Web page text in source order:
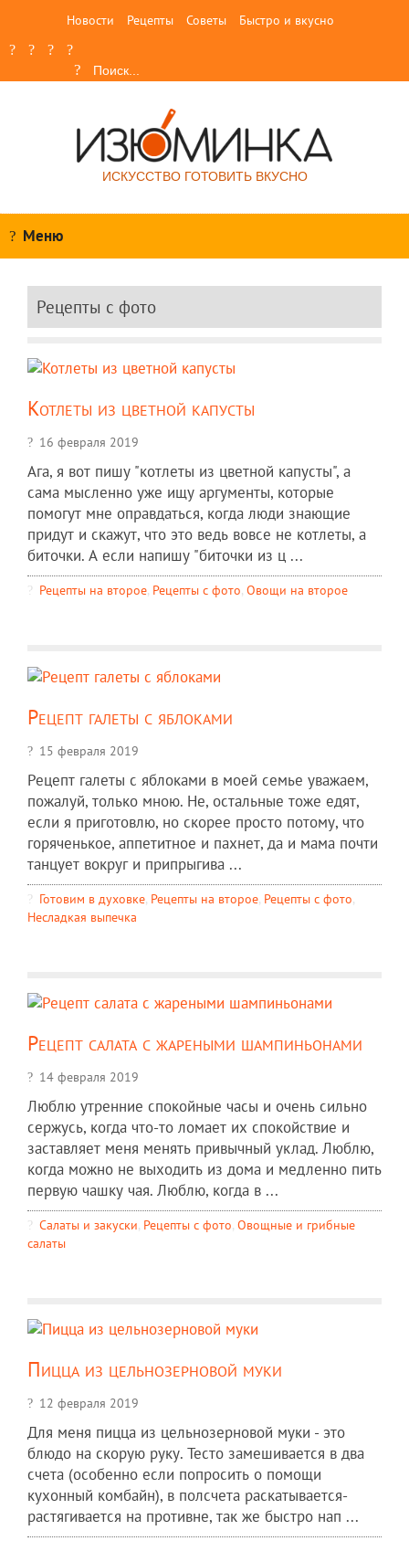
Новости Рецепты Советы Быстро и вкусно
ИСКУССТВО ГОТОВИТЬ ВКУСНО
Меню
Рецепты c фото
Котлеты из цветной капусты
16 февраля 2019
Ага, я вот пишу "котлеты из цветной капусты", а
сама мысленно уже ищу аргументы, которые
помогут мне оправдаться, когда люди знающие
придут и скажут, что это ведь вовсе не котлеты, а
биточки. А если напишу "биточки из ц ...
Рецепты на второе, Рецепты c фото, Овощи на второе
Рецепт галеты с яблоками
15 февраля 2019
Рецепт галеты с яблоками в моей семье уважаем,
пожалуй, только мною. Не, остальные тоже едят,
если я приготовлю, но скорее просто потому, что
горяченькое, аппетитное и пахнет, да и мама почти
танцует вокруг и припрыгива ...
Готовим в духовке, Рецепты на второе, Рецепты c фото,
Несладкая выпечка
Рецепт салата с жареными шампиньонами
14 февраля 2019
Люблю утренние спокойные часы и очень сильно
сержусь, когда что-то ломает их спокойствие и
заставляет меня менять привычный уклад. Люблю,
когда можно не выходить из дома и медленно пить
первую чашку чая. Люблю, когда в ...
Салаты и закуски, Рецепты c фото, Овощные и грибные
салаты
Пицца из цельнозерновой муки
12 февраля 2019
Для меня пицца из цельнозерновой муки - это
блюдо на скорую руку. Тесто замешивается в два
счета (особенно если попросить о помощи
кухонный комбайн), в полсчета раскатывается-
растягивается на противне, так же быстро нап ...